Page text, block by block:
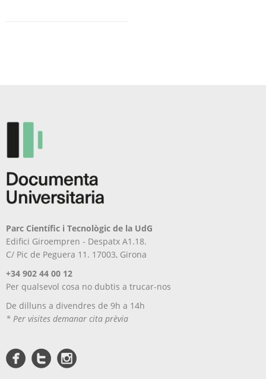
Parc Científic i Tecnològic de la UdG
Edifici Giroempren - Despatx A1.18.
C/ Pic de Peguera 11. 17003, Girona
+34 902 44 00 12
Per qualsevol cosa no dubtis a trucar-nos
De dilluns a divendres de 9h a 14h
* Per visites demanar cita prèvia